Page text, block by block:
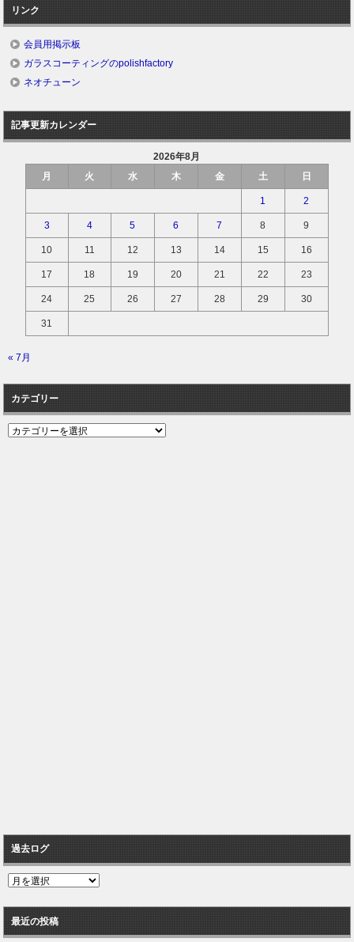
リンク
会員用掲示板
ガラスコーティングのpolishfactory
ネオチューン
記事更新カレンダー
2026年8月
月
火 水 木 金 土 日
1 2
3 4 5 6 7 8 9
10 11 12 13 14 15 16
17 18 19 20 21 22 23
24 25 26 27 28 29 30
31
« 7月
カテゴリー
カ
過去ログ
過
ロ
グ
最近の投稿